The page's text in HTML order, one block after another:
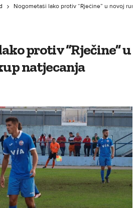
Nogometaši lako protiv “Rječine” u novoj
protiv “Rječine” u
natjecanja